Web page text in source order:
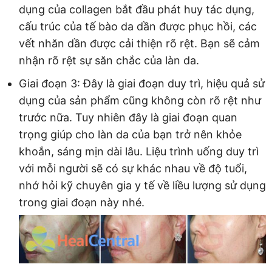
dụng của collagen bắt đầu phát huy tác dụng,
cấu trúc của tế bào da dần được phục hồi, các
vết nhăn dần được cải thiện rõ rệt. Bạn sẽ cảm
nhận rõ rệt sự săn chắc của làn da.
Giai đoạn 3: Đây là giai đoạn duy trì, hiệu quả sử
dụng của sản phẩm cũng không còn rõ rệt như
trước nữa. Tuy nhiên đây là giai đoạn quan
trọng giúp cho làn da của bạn trở nên khỏe
khoắn, sáng mịn dài lâu. Liệu trình uống duy trì
với mỗi người sẽ có sự khác nhau về độ tuổi,
nhớ hỏi kỹ chuyên gia y tế về liều lượng sử dụng
trong giai đoạn này nhé.